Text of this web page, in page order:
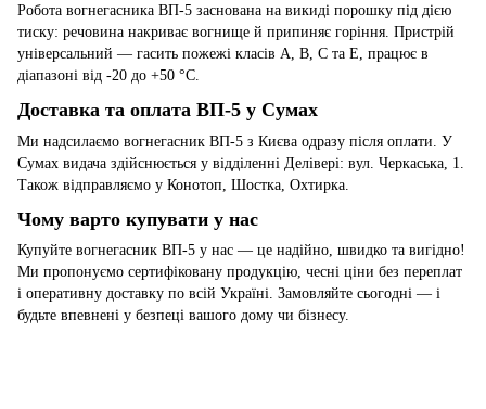
Робота вогнегасника ВП-5 заснована на викиді порошку під дією
тиску: речовина накриває вогнище й припиняє горіння. Пристрій
універсальний — гасить пожежі класів A, B, C та E, працює в
діапазоні від -20 до +50 °C.
Доставка та оплата ВП-5 у Сумах
Ми надсилаємо вогнегасник ВП-5 з Києва одразу після оплати. У
Сумах видача здійснюється у відділенні Делівері: вул. Черкаська, 1.
Також відправляємо у Конотоп, Шостка, Охтирка.
Чому варто купувати у нас
Купуйте вогнегасник ВП-5 у нас — це надійно, швидко та вигідно!
Ми пропонуємо сертифіковану продукцію, чесні ціни без переплат
і оперативну доставку по всій Україні. Замовляйте сьогодні — і
будьте впевнені у безпеці вашого дому чи бізнесу.